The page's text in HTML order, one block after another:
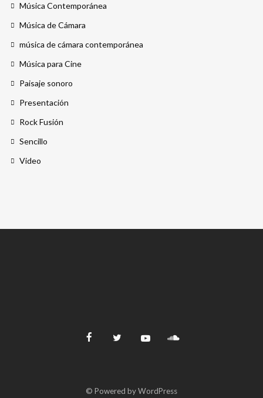
Música Contemporánea
Música de Cámara
música de cámara contemporánea
Música para Cine
Paisaje sonoro
Presentación
Rock Fusión
Sencillo
Video
© Powered by WordPress